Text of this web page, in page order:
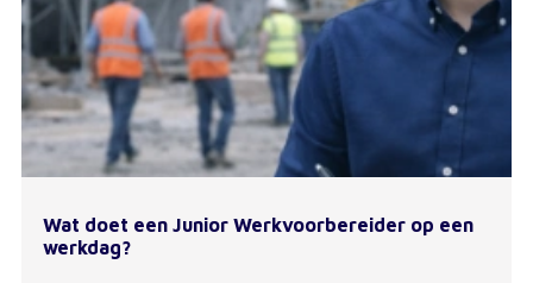
Wat doet een Junior Werkvoorbereider op een
werkdag?